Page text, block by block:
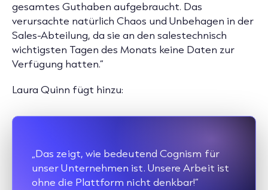
gesamtes Guthaben aufgebraucht. Das
verursachte natürlich Chaos und Unbehagen in der
Sales-Abteilung, da sie an den salestechnisch
wichtigsten Tagen des Monats keine Daten zur
Verfügung hatten.“
Laura Quinn fügt hinzu:
„Das zeigt, wie bedeutend Cognism für
unser Unternehmen ist. Unsere Arbeit ist
ohne die Plattform nicht denkbar!“